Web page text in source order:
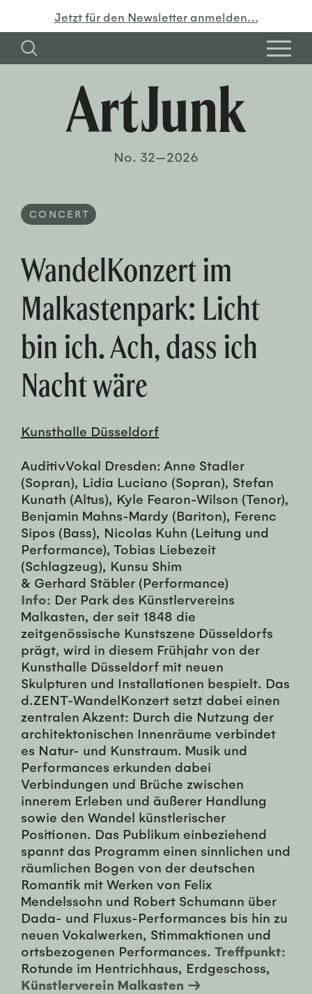
Jetzt für den Newsletter anmelden…
No. 32—2026
CONCERT
WandelKonzert im
Malkastenpark: Licht
bin ich. Ach, dass ich
Nacht wäre
Kunsthalle Düsseldorf
AuditivVokal Dresden: Anne Stadler
(Sopran), Lidia Luciano (Sopran), Stefan
Kunath (Altus), Kyle Fearon-Wilson (Tenor),
Benjamin Mahns-Mardy (Bariton), Ferenc
Sipos (Bass), Nicolas Kuhn (Leitung und
Performance), Tobias Liebezeit
(Schlagzeug), Kunsu Shim
& Gerhard Stäbler (Performance)
Info: Der Park des Künstlervereins
Malkasten, der seit 1848 die
zeitgenössische Kunstszene Düsseldorfs
prägt, wird in diesem Frühjahr von der
Kunsthalle Düsseldorf mit neuen
Skulpturen und Installationen bespielt. Das
d.ZENT-WandelKonzert setzt dabei einen
zentralen Akzent: Durch die Nutzung der
architektonischen Innenräume verbindet
es Natur- und Kunstraum. Musik und
Performances erkunden dabei
Verbindungen und Brüche zwischen
innerem Erleben und äußerer Handlung
sowie den Wandel künstlerischer
Positionen. Das Publikum einbeziehend
spannt das Programm einen sinnlichen und
räumlichen Bogen von der deutschen
Romantik mit Werken von Felix
Mendelssohn und Robert Schumann über
Dada- und Fluxus-Performances bis hin zu
neuen Vokalwerken, Stimmaktionen und
ortsbezogenen Performances. Treffpunkt:
Rotunde im Hentrichhaus, Erdgeschoss,
Künstlerverein Malkasten →